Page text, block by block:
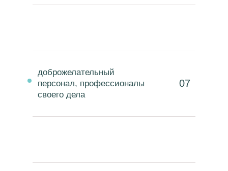
доброжелательный
персонал, профессионалы
своего дела
07